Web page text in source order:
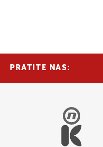
PRATITE NAS: